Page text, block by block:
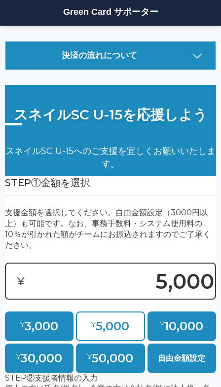
Green Card サポーター
決済の流れについて
能です）
②「支援者情報」
を入力してください。
法人格、名に会社名)をご入力ください。）
・メールアドレス（必ず届くアドレスを入力してくださ
い）
・電話番号
・応援バナー掲載希望
・応援バナー掲載名
載）
を選択してください。（クレジットカード
※利用可能なカード：Visa・MasterCard・American
※恐れ入りますが銀行振込手数料はご負担下さい